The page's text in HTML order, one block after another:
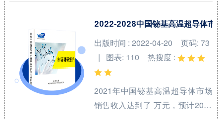
喷气燃料领域内各类竞争者所处
Jet Fuel）和涡轮燃料（Turbine
Fuels）是用于飞机发动机的高性
能燃料，广泛应用于民用和军用
航空。航空喷气燃料是一种专门
为喷气式飞机设计的燃料，...
2022-2028中国铋基高温超导体市
出版时间 : 2022-04-20
页码: 73
| 图表: 110
热搜度 :
2021年中国铋基高温超导体市场
销售收入达到了 万元，预计2028